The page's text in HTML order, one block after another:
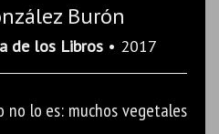
Burón
de los Libros • 2017
no lo es: muchos vegetales